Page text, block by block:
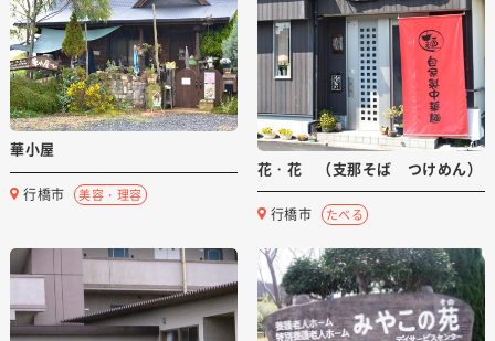
華小屋
行橋市 美容・理容
花・花 （支那そば つけめん）
行橋市 たべる